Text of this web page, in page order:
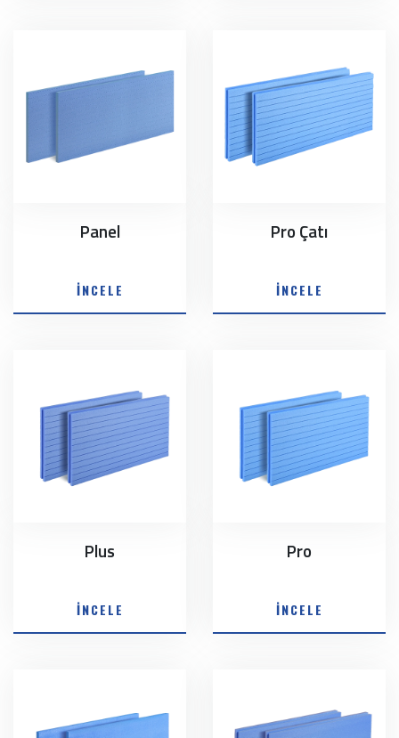
Panel
İNCELE
Pro Çatı
İNCELE
Plus
İNCELE
Pro
İNCELE